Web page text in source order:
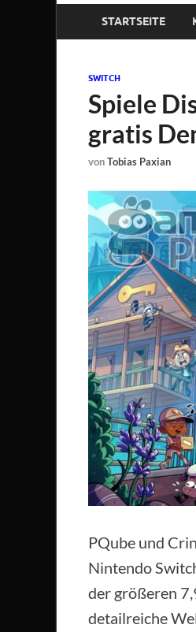
STARTSEITE
SWITCH
Spiele
gratis
vonTobias Paxian
PQube und
Nintendo
der größeren
detailreiche